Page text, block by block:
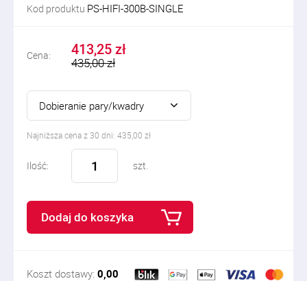
Kod produktu PS-HIFI-300B-SINGLE
Cena: 413,25 zł
435,00 zł
Dobieranie pary/kwadry
Najniższa cena z 30 dni: 435,00 zł
Ilość: szt.
Dodaj do koszyka
Koszt dostawy: 0,00